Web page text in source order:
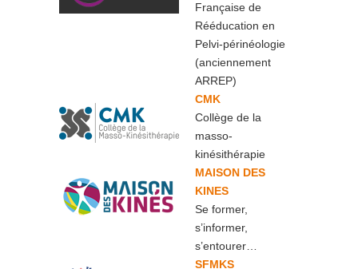
Française de
Rééducation en
Pelvi-périnéologie
(anciennement
ARREP)
CMK
Collège de la
masso-
kinésithérapie
MAISON DES
KINES
Se former,
s’informer,
s’entourer…
SFMKS